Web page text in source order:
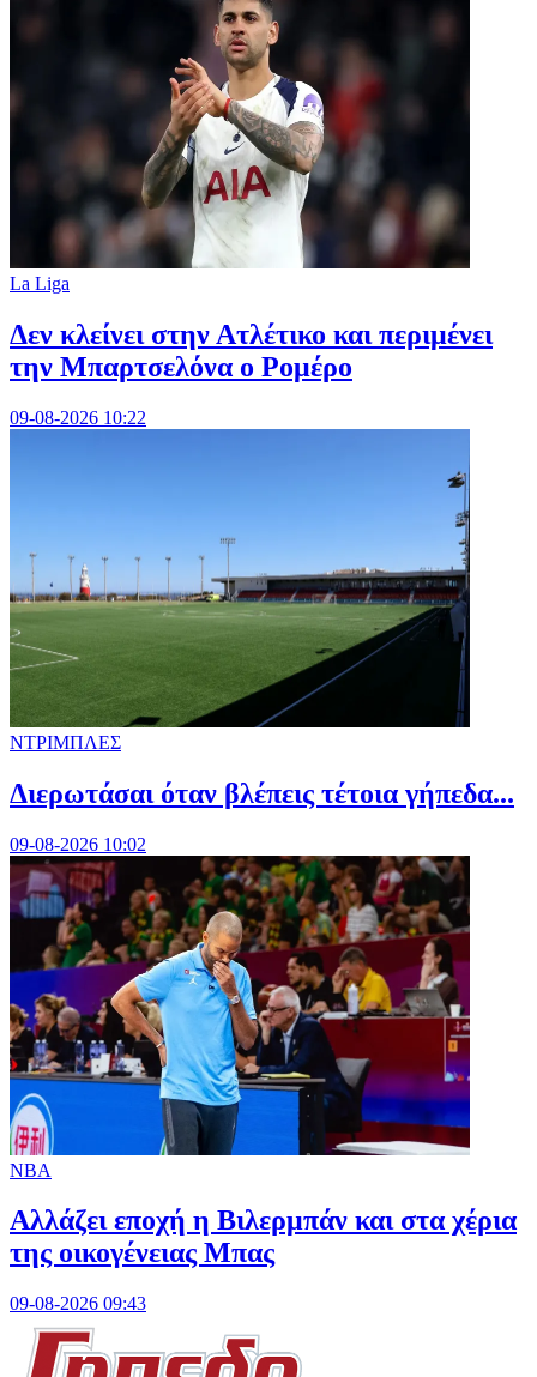
La Liga
Δεν κλείνει στην Ατλέτικο και περιμένει
την Μπαρτσελόνα ο Ρομέρο
09-08-2026 10:22
ΝΤΡΙΜΠΛΕΣ
Διερωτάσαι όταν βλέπεις τέτοια γήπεδα...
09-08-2026 10:02
NBA
Aλλάζει εποχή η Βιλερμπάν και στα χέρια
της οικογένειας Μπας
09-08-2026 09:43